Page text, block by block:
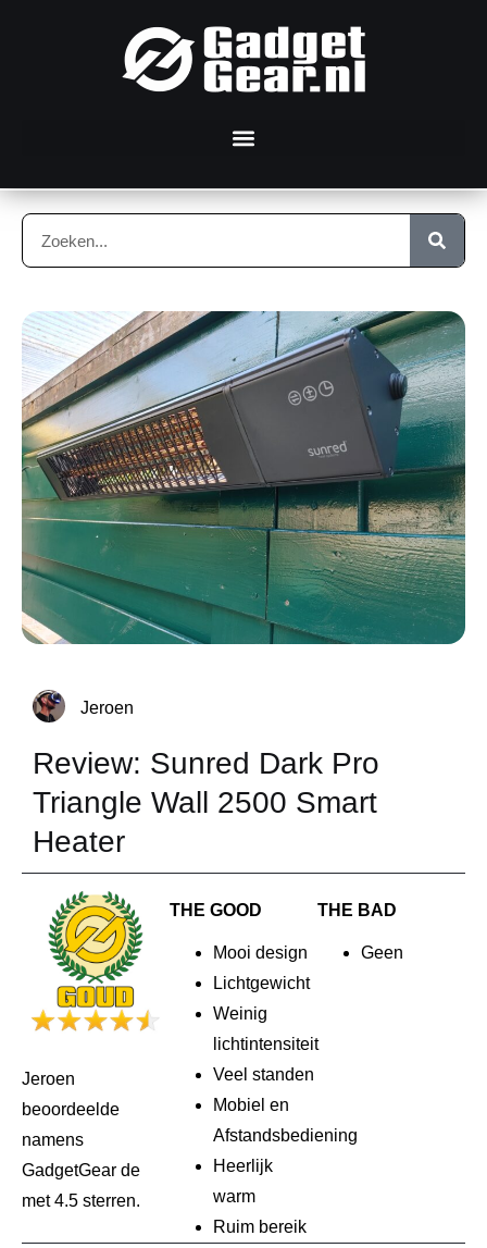
Jeroen
Review: Sunred Dark Pro
Triangle Wall 2500 Smart
Heater
Jeroen
beoordeelde
namens
GadgetGear de
met 4.5 sterren.
THE GOOD
Mooi design
Lichtgewicht
Weinig
lichtintensiteit
Veel standen
Mobiel en
Afstandsbediening
Heerlijk
warm
Ruim bereik
THE BAD
Geen